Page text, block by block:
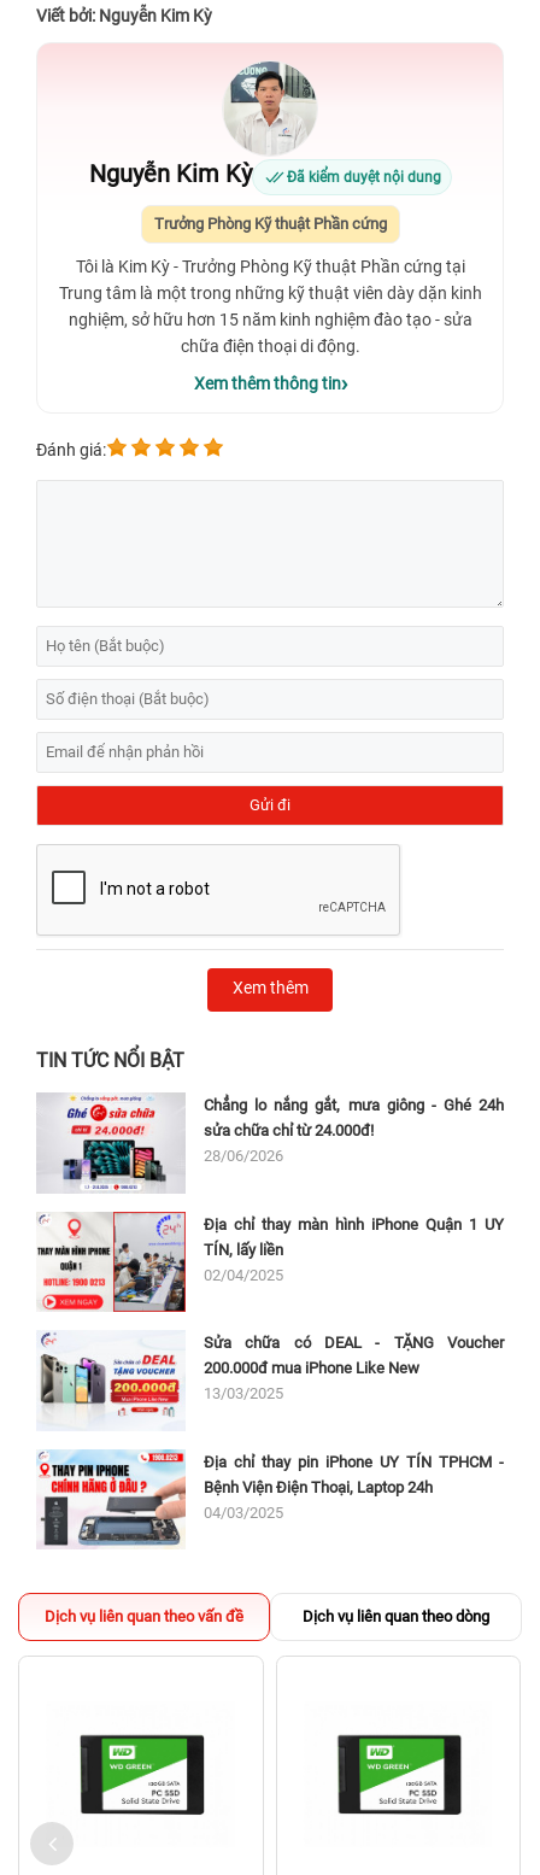
Viết bởi: Nguyễn Kim Kỳ
Nguyễn Kim Kỳ Đã kiểm duyệt nội dung
Trưởng Phòng Kỹ thuật Phần cứng
Tôi là Kim Kỳ - Trưởng Phòng Kỹ thuật Phần cứng tại
Trung tâm là một trong những kỹ thuật viên dày dặn kinh
nghiệm, sở hữu hơn 15 năm kinh nghiệm đào tạo - sửa
chữa điện thoại di động.
Xem thêm thông tin
Đánh giá:
Xem thêm
TIN TỨC NỔI BẬT
Chẳng lo nắng gắt, mưa giông - Ghé 24h
sửa chữa chỉ từ 24.000đ!
28/06/2026
Địa chỉ thay màn hình iPhone Quận 1 UY
TÍN, lấy liền
02/04/2025
Sửa chữa có DEAL - TẶNG Voucher
200.000đ mua iPhone Like New
13/03/2025
Địa chỉ thay pin iPhone UY TÍN TPHCM -
Bệnh Viện Điện Thoại, Laptop 24h
04/03/2025
Dịch vụ liên quan theo vấn đề Dịch vụ liên quan theo dòng